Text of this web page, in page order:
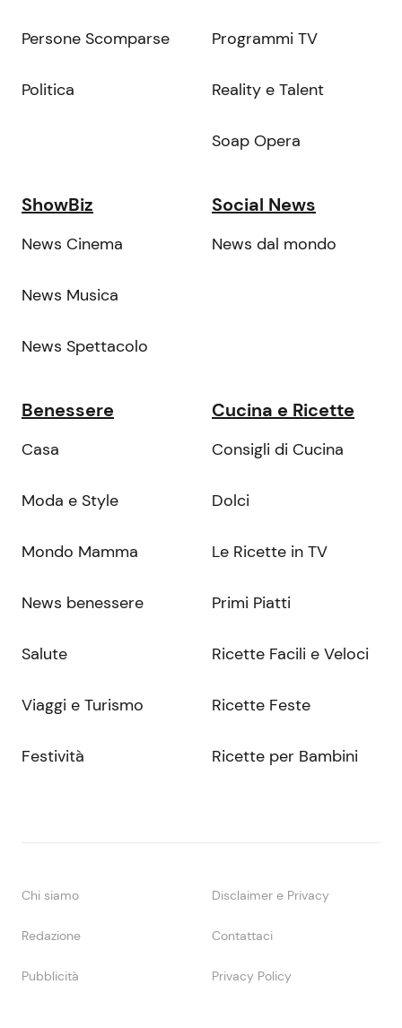
Persone Scomparse
Politica
Programmi TV
Reality e Talent
Soap Opera
ShowBiz
News Cinema
News Musica
News Spettacolo
Social News
News dal mondo
Benessere
Casa
Moda e Style
Mondo Mamma
News benessere
Salute
Viaggi e Turismo
Festività
Cucina e Ricette
Consigli di Cucina
Dolci
Le Ricette in TV
Primi Piatti
Ricette Facili e Veloci
Ricette Feste
Ricette per Bambini
Chi siamo Disclaimer e Privacy
Redazione Contattaci
Pubblicità Privacy Policy